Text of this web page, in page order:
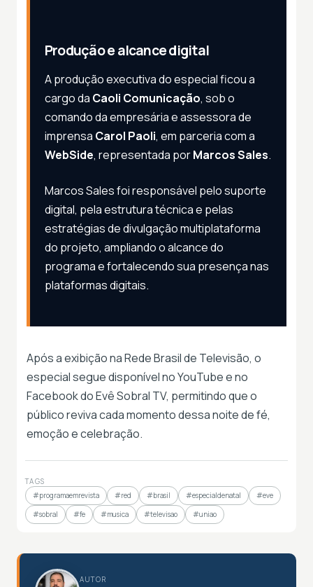
Produção e alcance digital
A produção executiva do especial ficou a
cargo da Caoli Comunicação, sob o
comando da empresária e assessora de
imprensa Carol Paoli, em parceria com a
WebSide, representada porMarcos Sales.
Marcos Sales foi responsável pelo suporte
digital, pela estrutura técnica e pelas
estratégias de divulgação multiplataforma
do projeto, ampliando o alcance do
programa e fortalecendo sua presença nas
plataformas digitais.
Após a exibição na Rede Brasil de Televisão, o
especial segue disponível no YouTube e no
Facebook do Evê Sobral TV, permitindo que o
público reviva cada momento dessa noite de fé,
emoção e celebração.
TAGS
#programaemrevista #red #brasil #especialdenatal #eve
#sobral #fe #musica #televisao #uniao
AUTOR